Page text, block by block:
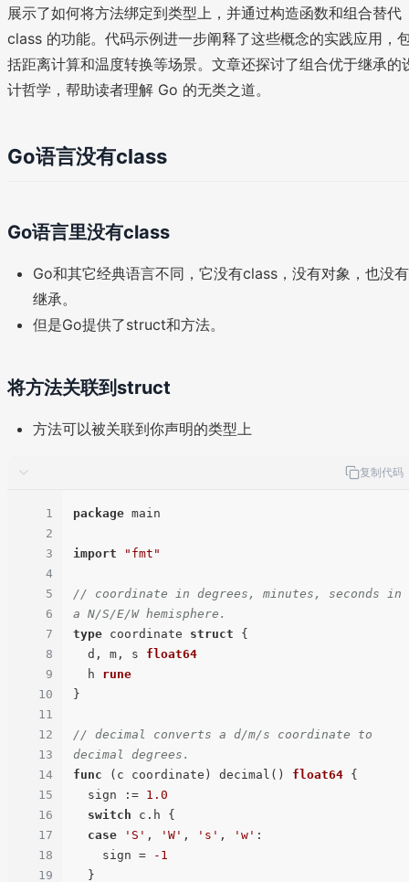
展示了如何将方法绑定到类型上，并通过构造函数和组合替代
class 的功能。代码示例进一步阐释了这些概念的实践应用，
括距离计算和温度转换等场景。文章还探讨了组合优于继承的
计哲学，帮助读者理解 Go 的无类之道。
Go语言没有class
Go语言里没有class
Go和其它经典语言不同，它没有class，没有对象，也没有
继承。
但是Go提供了struct和方法。
将方法关联到struct
方法可以被关联到你声明的类型上
复制代码
1
2
3
4
5
6
7
8
9
10
11
12
13
14
15
16
17
18
19
package main
import "fmt"
// coordinate in degrees, minutes, seconds in
a N/S/E/W hemisphere.
type coordinate struct {
  d, m, s
float64
  h
rune
}
// decimal converts a d/m/s coordinate to
decimal degrees.
func
(c coordinate) decimal() float64 {
  sign :=
1.0
switch c.h {
case
'S' , 'W' , 's' , 'w' :
    sign =
-1